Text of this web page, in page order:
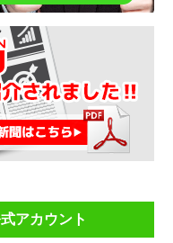
アカウント